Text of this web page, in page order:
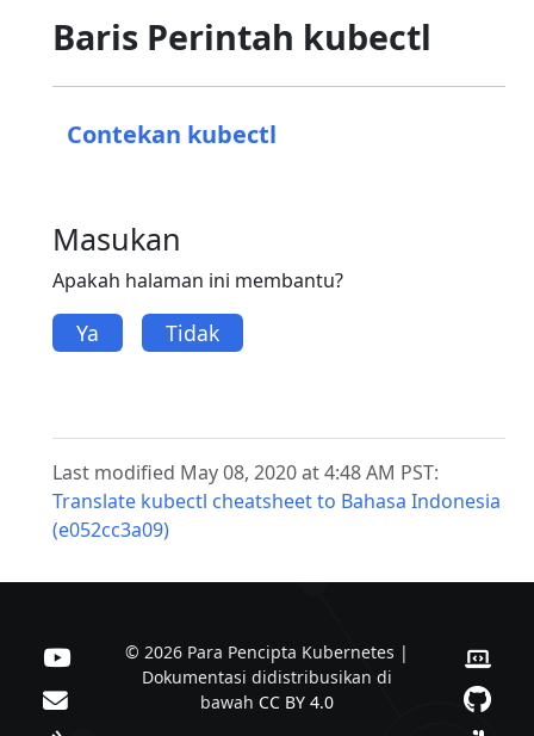
Baris Perintah kubectl
Contekan kubectl
Masukan
Apakah halaman ini membantu?
Ya Tidak
Last modified May 08, 2020 at 4:48 AM PST:
Translate kubectl cheatsheet to Bahasa Indonesia
(e052cc3a09)
© 2026 Para Pencipta Kubernetes |
Dokumentasi didistribusikan di
bawah CC BY 4.0